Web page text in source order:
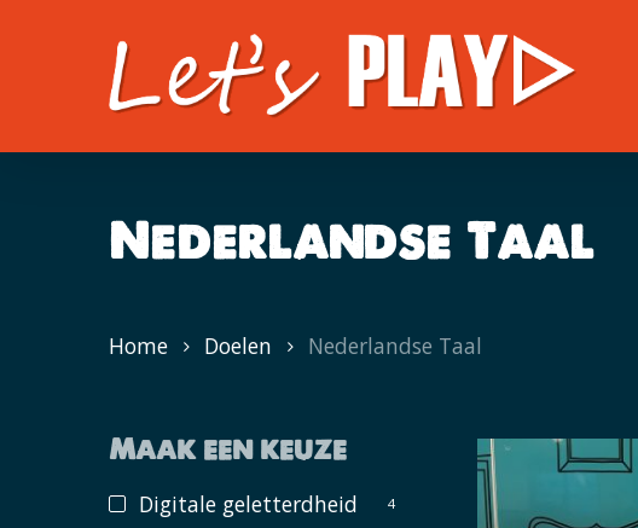
Nederlandse Taal
Home Doelen Nederlandse Taal
Maak een keuze
Digitale geletterdheid 4